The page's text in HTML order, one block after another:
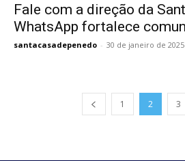
Fale com a direção da
WhatsApp fortalece
santacasadepenedo - 30 de janeiro de 2025
1 2 3